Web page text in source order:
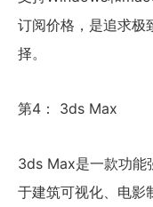
订阅价格，是追求极
择。
第4： 3ds Max
3ds Max是一款功能
于建筑可视化、电影